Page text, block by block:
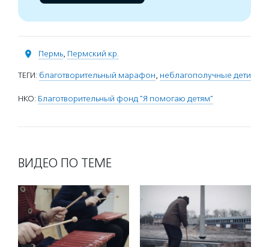
Пермь, Пермский кр.
ТЕГИ: благотворительный марафон, неблагополучные дети
НКО: Благотворительный фонд "Я помогаю детям"
ВИДЕО ПО ТЕМЕ